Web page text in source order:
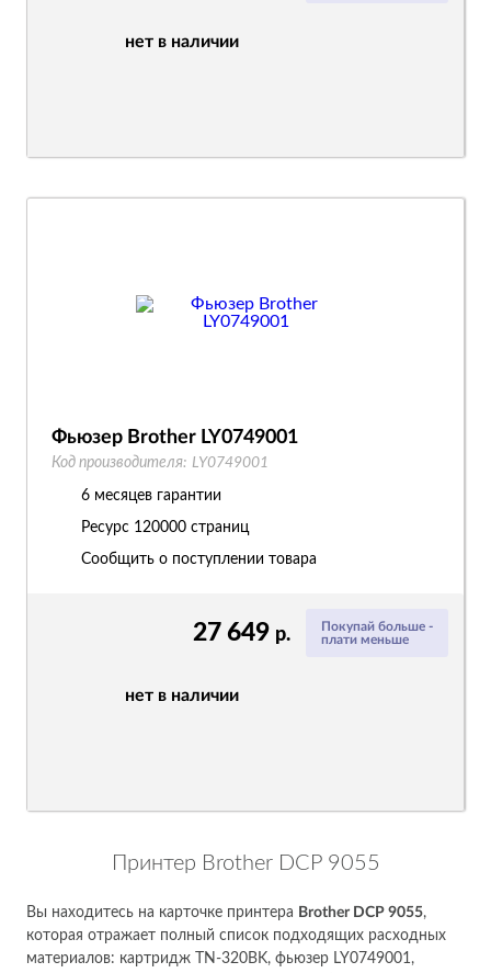
нет в наличии
Покупай больше -
плати меньше
27 649 р.
нет в наличии
Фьюзер Brother LY0749001
Код производителя: LY0749001
6 месяцев гарантии
Ресурс 120000 страниц
Сообщить о поступлении товара
Принтер Brother DCP 9055
Вы находитесь на карточке принтера Brother DCP 9055,
которая отражает полный список подходящих расходных
материалов: картридж TN-320BK, фьюзер LY0749001,